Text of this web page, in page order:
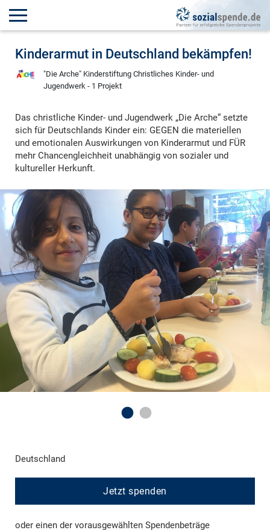
Kinderarmut in Deutschland bekämpfen!
"Die Arche" Kinderstiftung Christliches Kinder- und
Jugendwerk - 1 Projekt
Das christliche Kinder- und Jugendwerk „Die Arche“ setzte
sich für Deutschlands Kinder ein: GEGEN die materiellen
und emotionalen Auswirkungen von Kinderarmut und FÜR
mehr Chancengleichheit unabhängig von sozialer und
kultureller Herkunft.
Deutschland
Jetzt spenden
oder einen der vorausgewählten Spendenbeträge